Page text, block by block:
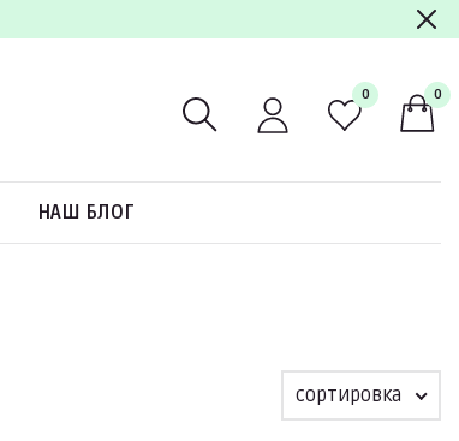
0 0
НАШ БЛОГ
сортировка